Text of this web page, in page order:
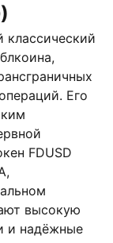
классический
Его
FDUSD
высокую
и надёжные